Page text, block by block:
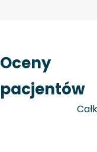
Oceny
pacjentów